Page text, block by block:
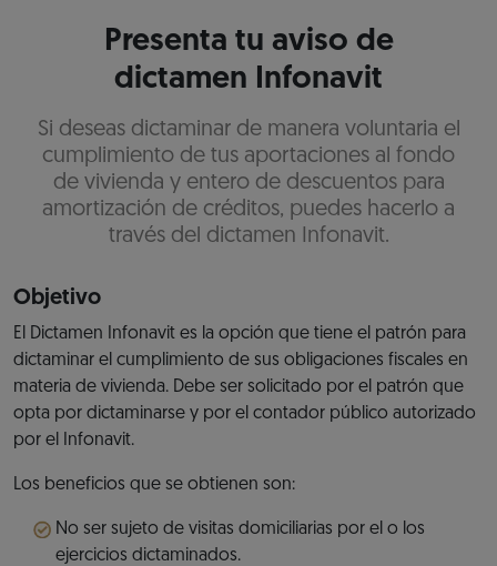
Presenta tu aviso de
dictamen Infonavit
Si deseas dictaminar de manera voluntaria el
cumplimiento de tus aportaciones al fondo
de vivienda y entero de descuentos para
amortización de créditos, puedes hacerlo a
través del dictamen Infonavit.
Objetivo
El Dictamen Infonavit es la opción que tiene el patrón para
dictaminar el cumplimiento de sus obligaciones fiscales en
materia de vivienda. Debe ser solicitado por el patrón que
opta por dictaminarse y por el contador público autorizado
por el Infonavit.
Los beneficios que se obtienen son:
No ser sujeto de visitas domiciliarias por el o los
ejercicios dictaminados.